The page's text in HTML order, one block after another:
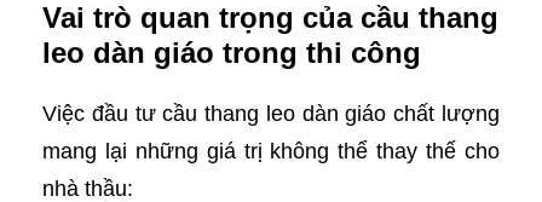
Vai trò quan trọng của cầu thang
leo dàn giáo trong thi công
Việc đầu tư cầu thang leo dàn giáo chất lượng
mang lại những giá trị không thể thay thế cho
nhà thầu: